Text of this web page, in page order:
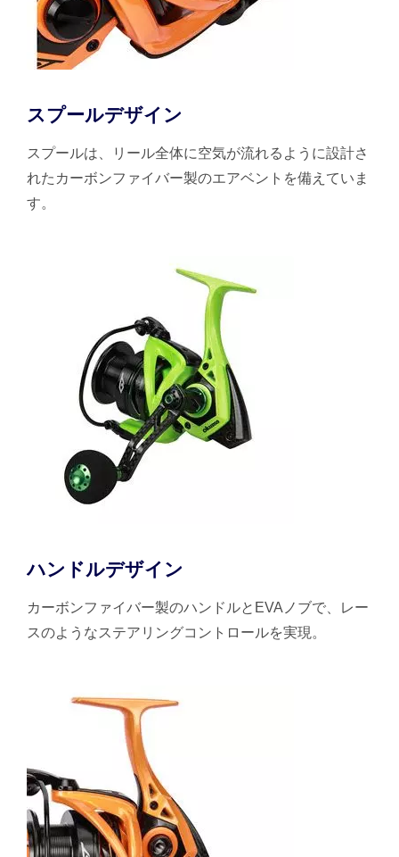
スプールデザイン
スプールは、リール全体に空気が流れるように設計さ
れたカーボンファイバー製のエアベントを備えていま
す。
ハンドルデザイン
カーボンファイバー製のハンドルとEVAノブで、レー
スのようなステアリングコントロールを実現。